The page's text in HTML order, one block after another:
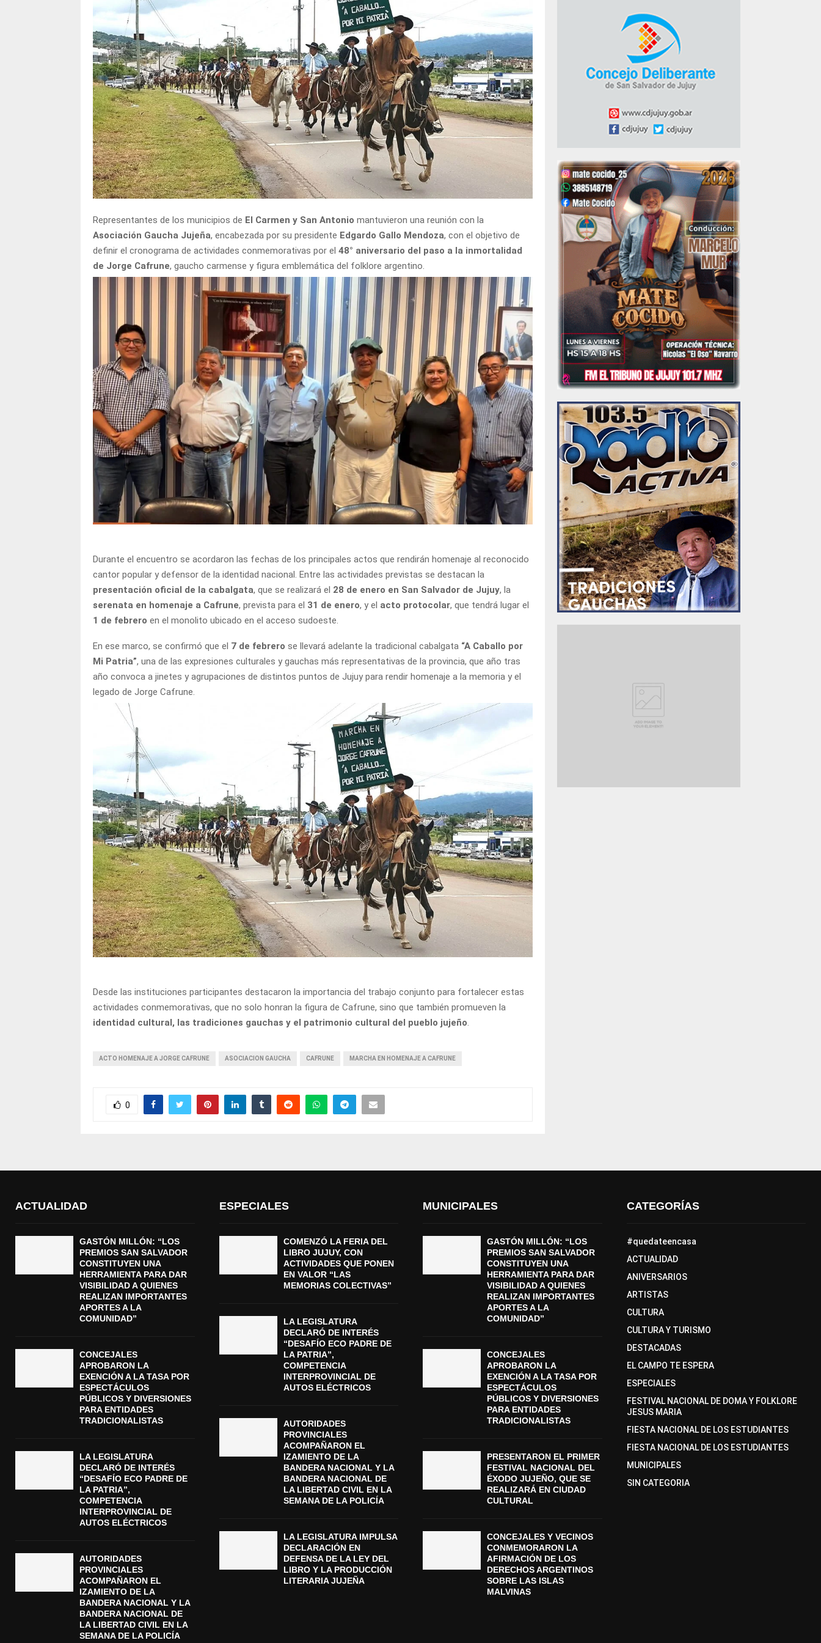
Representantes de los municipios de El Carmen y San Antonio mantuvieron una reunión con la
Asociación Gaucha Jujeña, encabezada por su presidente Edgardo Gallo Mendoza, con el objetivo de
definir el cronograma de actividades conmemorativas por el 48° aniversario del paso a la inmortalidad
de Jorge Cafrune, gaucho carmense y figura emblemática del folklore argentino.
Durante el encuentro se acordaron las fechas de los principales actos que rendirán homenaje al reconocido
cantor popular y defensor de la identidad nacional. Entre las actividades previstas se destacan la
presentación oficial de la cabalgata, que se realizará el 28 de enero en San Salvador de Jujuy, la
serenata en homenaje a Cafrune, prevista para el 31 de enero, y el acto protocolar, que tendrá lugar el
1 de febrero en el monolito ubicado en el acceso sudoeste.
En ese marco, se confirmó que el 7 de febrero se llevará adelante la tradicional cabalgata “A Caballo por
Mi Patria”, una de las expresiones culturales y gauchas más representativas de la provincia, que año tras
año convoca a jinetes y agrupaciones de distintos puntos de Jujuy para rendir homenaje a la memoria y el
legado de Jorge Cafrune.
Desde las instituciones participantes destacaron la importancia del trabajo conjunto para fortalecer estas
actividades conmemorativas, que no solo honran la figura de Cafrune, sino que también promueven la
identidad cultural, las tradiciones gauchas y el patrimonio cultural del pueblo jujeño.
ACTO HOMENAJE A JORGE CAFRUNE ASOCIACION GAUCHA CAFRUNE MARCHA EN HOMENAJE A CAFRUNE
0
ACTUALIDAD
GASTÓN MILLÓN: “LOS
PREMIOS SAN SALVADOR
CONSTITUYEN UNA
HERRAMIENTA PARA DAR
VISIBILIDAD A QUIENES
REALIZAN IMPORTANTES
APORTES A LA
COMUNIDAD”
CONCEJALES
APROBARON LA
EXENCIÓN A LA TASA POR
ESPECTÁCULOS
PÚBLICOS Y DIVERSIONES
PARA ENTIDADES
TRADICIONALISTAS
LA LEGISLATURA
DECLARÓ DE INTERÉS
“DESAFÍO ECO PADRE DE
LA PATRIA”,
COMPETENCIA
INTERPROVINCIAL DE
AUTOS ELÉCTRICOS
AUTORIDADES
PROVINCIALES
ACOMPAÑARON EL
IZAMIENTO DE LA
BANDERA NACIONAL Y LA
BANDERA NACIONAL DE
LA LIBERTAD CIVIL EN LA
SEMANA DE LA POLICÍA
ESPECIALES
COMENZÓ LA FERIA DEL
LIBRO JUJUY, CON
ACTIVIDADES QUE PONEN
EN VALOR “LAS
MEMORIAS COLECTIVAS”
LA LEGISLATURA
DECLARÓ DE INTERÉS
“DESAFÍO ECO PADRE DE
LA PATRIA”,
COMPETENCIA
INTERPROVINCIAL DE
AUTOS ELÉCTRICOS
AUTORIDADES
PROVINCIALES
ACOMPAÑARON EL
IZAMIENTO DE LA
BANDERA NACIONAL Y LA
BANDERA NACIONAL DE
LA LIBERTAD CIVIL EN LA
SEMANA DE LA POLICÍA
LA LEGISLATURA IMPULSA
DECLARACIÓN EN
DEFENSA DE LA LEY DEL
LIBRO Y LA PRODUCCIÓN
LITERARIA JUJEÑA
MUNICIPALES
GASTÓN MILLÓN: “LOS
PREMIOS SAN SALVADOR
CONSTITUYEN UNA
HERRAMIENTA PARA DAR
VISIBILIDAD A QUIENES
REALIZAN IMPORTANTES
APORTES A LA
COMUNIDAD”
CONCEJALES
APROBARON LA
EXENCIÓN A LA TASA POR
ESPECTÁCULOS
PÚBLICOS Y DIVERSIONES
PARA ENTIDADES
TRADICIONALISTAS
PRESENTARON EL PRIMER
FESTIVAL NACIONAL DEL
ÉXODO JUJEÑO, QUE SE
REALIZARÁ EN CIUDAD
CULTURAL
CONCEJALES Y VECINOS
CONMEMORARON LA
AFIRMACIÓN DE LOS
DERECHOS ARGENTINOS
SOBRE LAS ISLAS
MALVINAS
CATEGORÍAS
#quedateencasa
ACTUALIDAD
ANIVERSARIOS
ARTISTAS
CULTURA
CULTURA Y TURISMO
DESTACADAS
EL CAMPO TE ESPERA
ESPECIALES
FESTIVAL NACIONAL DE DOMA Y FOLKLORE
JESUS MARIA
FIESTA NACIONAL DE LOS ESTUDIANTES
FIESTA NACIONAL DE LOS ESTUDIANTES
MUNICIPALES
SIN CATEGORIA